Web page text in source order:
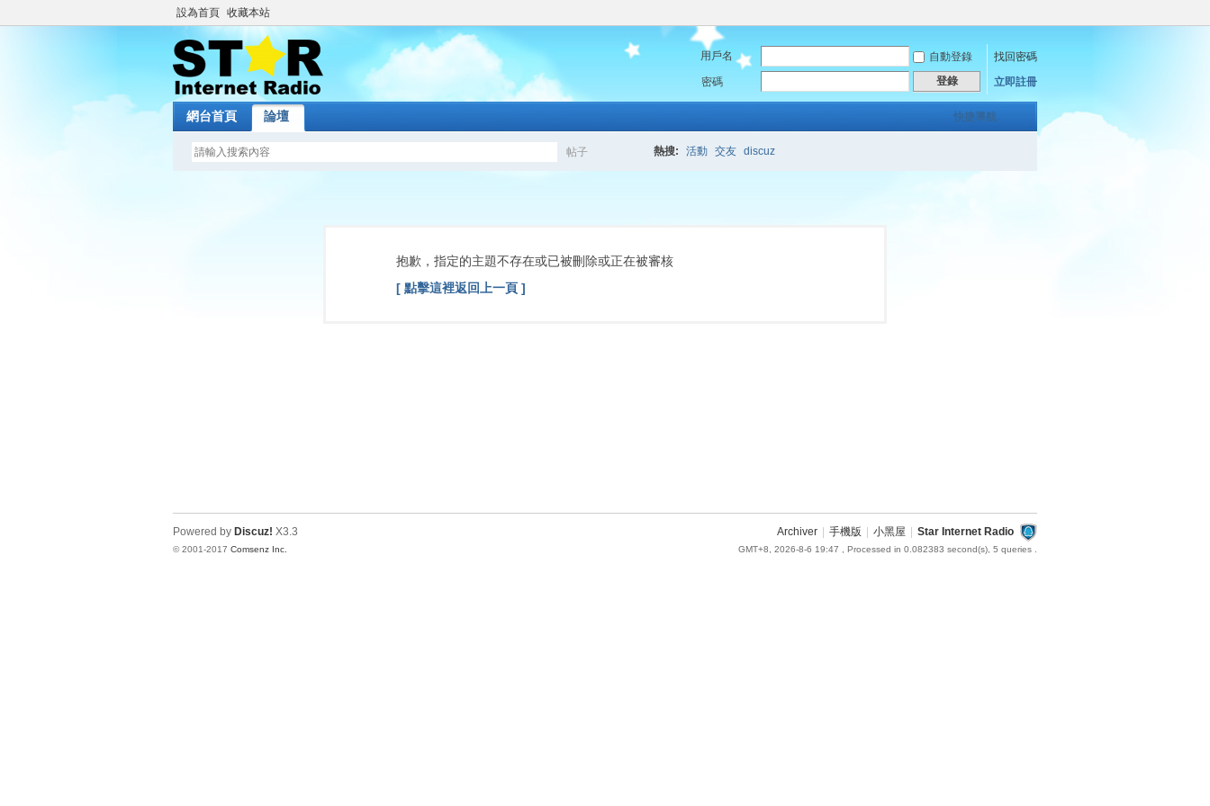
設為首頁 收藏本站
用戶名 自動登錄
找回密碼
密碼
登錄 立即註冊
快捷導航
網台首頁 論壇
帖子
索
熱搜: 活動 交友 discuz
抱歉，指定的主題不存在或已被刪除或正在被審核
[ 點擊這裡返回上一頁 ]
Archiver 手機版 小黑屋 Star Internet Radio
GMT+8, 2026-8-6 19:47 , Processed in 0.082383 second(s), 5 queries .
Powered by Discuz! X3.3
© 2001-2017 Comsenz Inc.